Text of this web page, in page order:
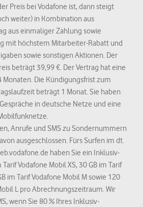
Preis bei Vodafone ist, dann steigt
weiter) in Kombination aus
aus einmaliger Zahlung sowie
mit höchstem Mitarbeiter-Rabatt und
sowie sonstigen Aktionen. Der
beträgt 39,99 €. Der Vertrag hat eine
Die Kündigungsfrist zum
beträgt 1 Monat. Sie haben
in deutsche Netze und eine
Anrufe und SMS zu Sondernummern
ausgeschlossen. Fürs Surfen im dt.
haben Sie ein Inklusiv-
Vodafone Mobil XS, 30 GB im Tarif
im Tarif Vodafone Mobil M sowie 120
L pro Abrechnungszeitraum. Wir
wenn Sie 80 % Ihres Inklusiv-